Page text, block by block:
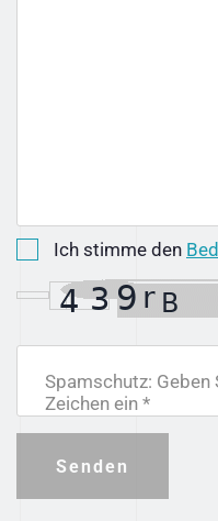
Ich stimme den
Spamschutz: Geben
Zeichen ein *
Senden